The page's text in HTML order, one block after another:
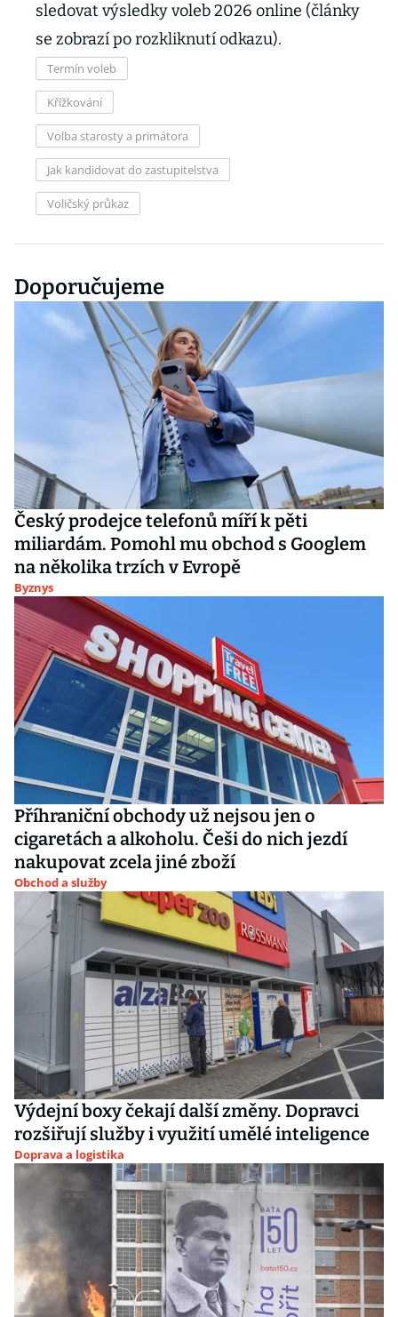
sledovat výsledky voleb 2026 online (články
se zobrazí po rozkliknutí odkazu).
Termín voleb
Křížkování
Volba starosty a primátora
Jak kandidovat do zastupitelstva
Voličský průkaz
Doporučujeme
Český prodejce telefonů míří k pěti
miliardám. Pomohl mu obchod s Googlem
na několika trzích v Evropě
Byznys
Příhraniční obchody už nejsou jen o
cigaretách a alkoholu. Češi do nich jezdí
nakupovat zcela jiné zboží
Obchod a služby
Výdejní boxy čekají další změny. Dopravci
rozšiřují služby i využití umělé inteligence
Doprava a logistika